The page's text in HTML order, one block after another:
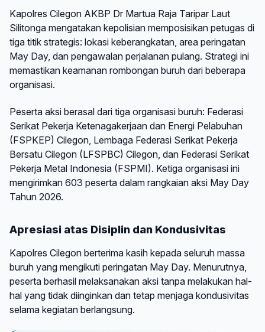
Kapolres Cilegon AKBP Dr Martua Raja Taripar Laut
Silitonga mengatakan kepolisian memposisikan petugas di
tiga titik strategis: lokasi keberangkatan, area peringatan
May Day, dan pengawalan perjalanan pulang. Strategi ini
memastikan keamanan rombongan buruh dari beberapa
organisasi.
Peserta aksi berasal dari tiga organisasi buruh: Federasi
Serikat Pekerja Ketenagakerjaan dan Energi Pelabuhan
(FSPKEP) Cilegon, Lembaga Federasi Serikat Pekerja
Bersatu Cilegon (LFSPBC) Cilegon, dan Federasi Serikat
Pekerja Metal Indonesia (FSPMI). Ketiga organisasi ini
mengirimkan 603 peserta dalam rangkaian aksi May Day
Tahun 2026.
Apresiasi atas Disiplin dan Kondusivitas
Kapolres Cilegon berterima kasih kepada seluruh massa
buruh yang mengikuti peringatan May Day. Menurutnya,
peserta berhasil melaksanakan aksi tanpa melakukan hal-
hal yang tidak diinginkan dan tetap menjaga kondusivitas
selama kegiatan berlangsung.